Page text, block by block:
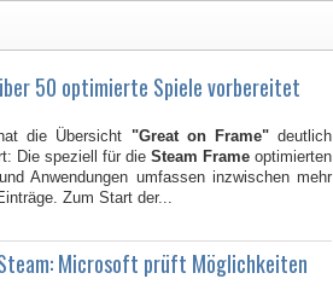
50 optimierte Spiele vorbereitet
die Übersicht "Great on Frame"deutlich
Die speziell für die Steam Frame optimierten
Anwendungen umfassen inzwischen mehr
Zum Start der...
Steam: Microsoft prüft Möglichkeiten